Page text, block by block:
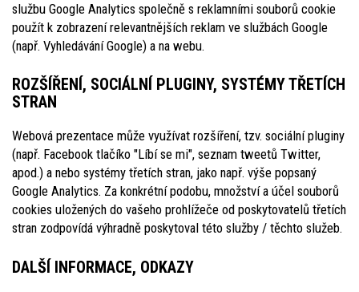
službu Google Analytics společně s reklamními souborů cookie
použít k zobrazení relevantnějších reklam ve službách Google
(např. Vyhledávání Google) a na webu.
ROZŠÍŘENÍ, SOCIÁLNÍ PLUGINY, SYSTÉMY TŘETÍCH
STRAN
Webová prezentace může využívat rozšíření, tzv. sociální pluginy
(např. Facebook tlačíko "Líbí se mi", seznam tweetů Twitter,
apod.) a nebo systémy třetích stran, jako např. výše popsaný
Google Analytics. Za konkrétní podobu, množství a účel souborů
cookies uložených do vašeho prohlížeče od poskytovatelů třetích
stran zodpovídá výhradně poskytoval této služby / těchto služeb.
DALŠÍ INFORMACE, ODKAZY